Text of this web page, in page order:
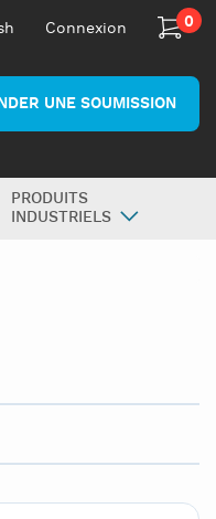
Connexion 0
UNE SOUMISSION
PRODUITS
INDUSTRIELS